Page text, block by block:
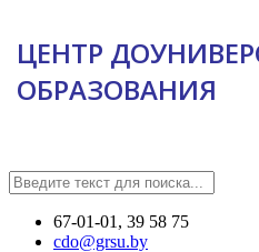
ЦЕНТР
ОБРАЗОВАНИЯ
67-01-01, 39 58 75
cdo@grsu.by